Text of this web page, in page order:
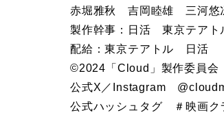
赤堀雅秋 吉岡睦雄 三河
製作幹事：日活 東京テアト
配給：東京テアトル 日活
©2024「Cloud」製作委員会
公式X／Instagram
公式ハッシュタグ ＃映画ク